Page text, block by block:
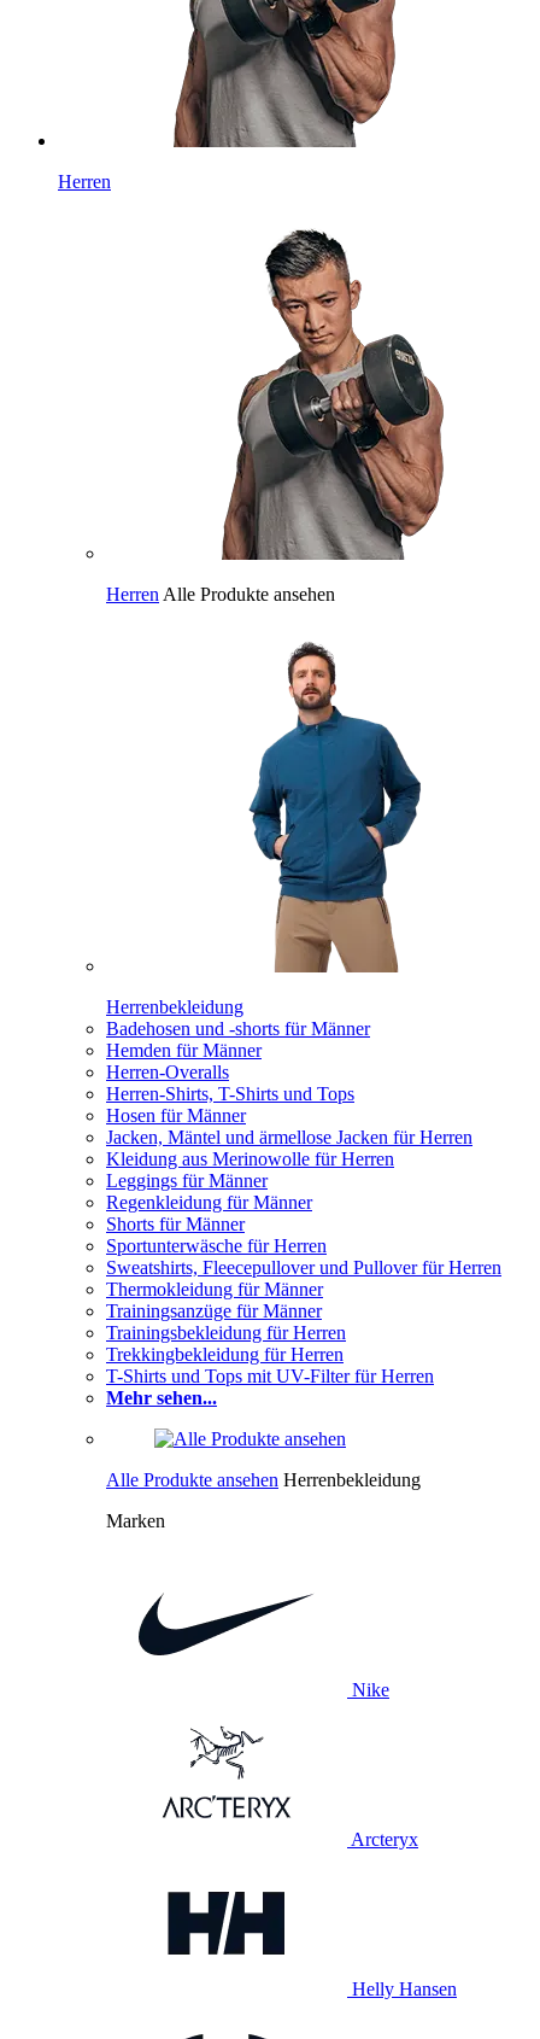
Herren
Herren Alle Produkte ansehen
Herrenbekleidung
Badehosen und -shorts für Männer
Hemden für Männer
Herren-Overalls
Herren-Shirts, T-Shirts und Tops
Hosen für Männer
Jacken, Mäntel und ärmellose Jacken für Herren
Kleidung aus Merinowolle für Herren
Leggings für Männer
Regenkleidung für Männer
Shorts für Männer
Sportunterwäsche für Herren
Sweatshirts, Fleecepullover und Pullover für Herren
Thermokleidung für Männer
Trainingsanzüge für Männer
Trainingsbekleidung für Herren
Trekkingbekleidung für Herren
T-Shirts und Tops mit UV-Filter für Herren
Mehr sehen...
Alle Produkte ansehen Herrenbekleidung
Marken
Nike
Arcteryx
Helly Hansen